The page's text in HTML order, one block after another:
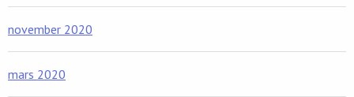
november 2020
mars 2020